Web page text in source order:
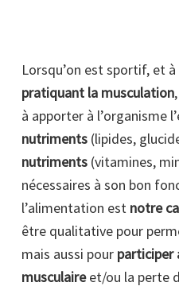
Lorsqu’on est sportif, et
pratiquant la musculation
à apporter à l’organisme
nutriments (lipides,
nutriments (vitamines,
nécessaires à son bon
l’alimentation est notre
être qualitative pour
mais aussi pour participer
musculaireet/ou la perte